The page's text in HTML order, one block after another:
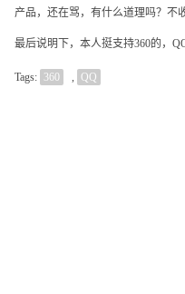
产品，还在骂，有什么道理吗？不
最后说明下，本人挺支持360的，
Tags: 360 , QQ